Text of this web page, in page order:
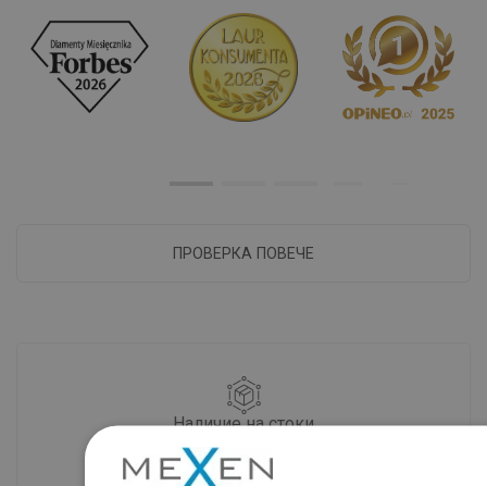
ПРОВЕРКА ПОВЕЧЕ
Наличие на стоки
Нашите продукти ви чакат в модерен
склад.Винаги готов за изпращане!